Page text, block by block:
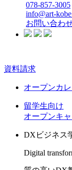
078-857-3005
info@art-
お問い合わ
資料請求
オープンカ
留学生向け
オープンキ
DXビジネス
Digital